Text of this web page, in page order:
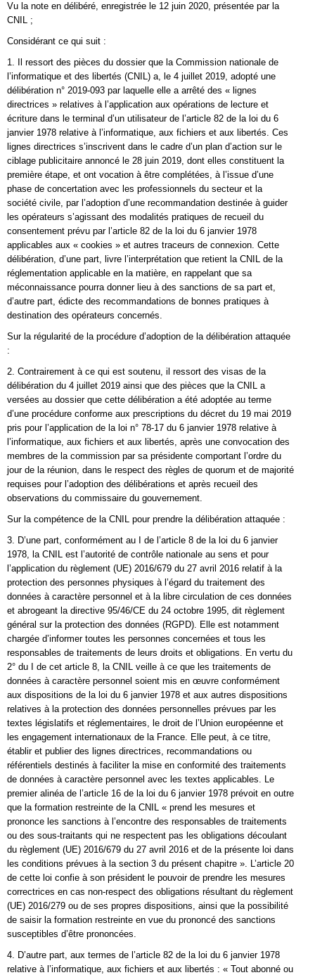
Vu la note en délibéré, enregistrée le 12 juin 2020, présentée par la
CNIL ;
Considérant ce qui suit :
1. Il ressort des pièces du dossier que la Commission nationale de
l’informatique et des libertés (CNIL) a, le 4 juillet 2019, adopté une
délibération n° 2019-093 par laquelle elle a arrêté des « lignes
directrices » relatives à l’application aux opérations de lecture et
écriture dans le terminal d’un utilisateur de l’article 82 de la loi du 6
janvier 1978 relative à l’informatique, aux fichiers et aux libertés. Ces
lignes directrices s’inscrivent dans le cadre d’un plan d’action sur le
ciblage publicitaire annoncé le 28 juin 2019, dont elles constituent la
première étape, et ont vocation à être complétées, à l’issue d’une
phase de concertation avec les professionnels du secteur et la
société civile, par l’adoption d’une recommandation destinée à guider
les opérateurs s’agissant des modalités pratiques de recueil du
consentement prévu par l’article 82 de la loi du 6 janvier 1978
applicables aux « cookies » et autres traceurs de connexion. Cette
délibération, d’une part, livre l’interprétation que retient la CNIL de la
réglementation applicable en la matière, en rappelant que sa
méconnaissance pourra donner lieu à des sanctions de sa part et,
d’autre part, édicte des recommandations de bonnes pratiques à
destination des opérateurs concernés.
Sur la régularité de la procédure d’adoption de la délibération attaquée
:
2. Contrairement à ce qui est soutenu, il ressort des visas de la
délibération du 4 juillet 2019 ainsi que des pièces que la CNIL a
versées au dossier que cette délibération a été adoptée au terme
d’une procédure conforme aux prescriptions du décret du 19 mai 2019
pris pour l’application de la loi n° 78-17 du 6 janvier 1978 relative à
l’informatique, aux fichiers et aux libertés, après une convocation des
membres de la commission par sa présidente comportant l’ordre du
jour de la réunion, dans le respect des règles de quorum et de majorité
requises pour l’adoption des délibérations et après recueil des
observations du commissaire du gouvernement.
Sur la compétence de la CNIL pour prendre la délibération attaquée :
3. D’une part, conformément au I de l’article 8 de la loi du 6 janvier
1978, la CNIL est l’autorité de contrôle nationale au sens et pour
l’application du règlement (UE) 2016/679 du 27 avril 2016 relatif à la
protection des personnes physiques à l’égard du traitement des
données à caractère personnel et à la libre circulation de ces données
et abrogeant la directive 95/46/CE du 24 octobre 1995, dit règlement
général sur la protection des données (RGPD). Elle est notamment
chargée d’informer toutes les personnes concernées et tous les
responsables de traitements de leurs droits et obligations. En vertu du
2° du I de cet article 8, la CNIL veille à ce que les traitements de
données à caractère personnel soient mis en œuvre conformément
aux dispositions de la loi du 6 janvier 1978 et aux autres dispositions
relatives à la protection des données personnelles prévues par les
textes législatifs et réglementaires, le droit de l’Union européenne et
les engagement internationaux de la France. Elle peut, à ce titre,
établir et publier des lignes directrices, recommandations ou
référentiels destinés à faciliter la mise en conformité des traitements
de données à caractère personnel avec les textes applicables. Le
premier alinéa de l’article 16 de la loi du 6 janvier 1978 prévoit en outre
que la formation restreinte de la CNIL « prend les mesures et
prononce les sanctions à l’encontre des responsables de traitements
ou des sous-traitants qui ne respectent pas les obligations découlant
du règlement (UE) 2016/679 du 27 avril 2016 et de la présente loi dans
les conditions prévues à la section 3 du présent chapitre ». L’article 20
de cette loi confie à son président le pouvoir de prendre les mesures
correctrices en cas non-respect des obligations résultant du règlement
(UE) 2016/279 ou de ses propres dispositions, ainsi que la possibilité
de saisir la formation restreinte en vue du prononcé des sanctions
susceptibles d’être prononcées.
4. D’autre part, aux termes de l’article 82 de la loi du 6 janvier 1978
relative à l’informatique, aux fichiers et aux libertés : « Tout abonné ou